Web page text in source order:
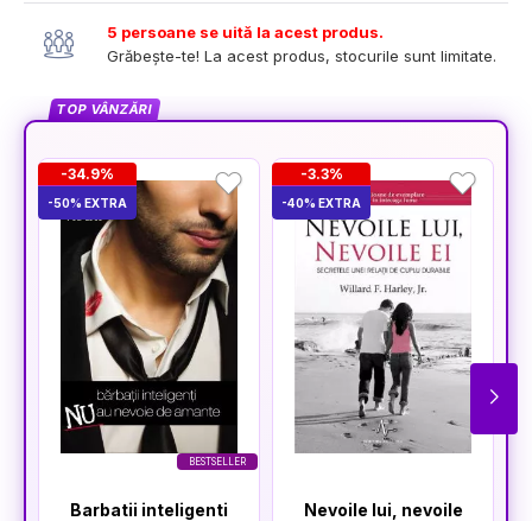
5 persoane se uită la acest produs.
Grăbește-te! La acest produs, stocurile sunt limitate.
TOP VÂNZĂRI
BESTSELLER
-34.9%
-50% EXTRA
Barbatii inteligenti
-3.3%
-40% EXTRA
Nevoile lui, nevoile